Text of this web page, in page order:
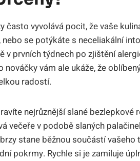
často vyvolává pocit, že vaše
se potýkáte s neceliakální
v prvních týdnech po zjištění
vám ale ukáže, že
radostí.
nejrůznější slané
večeře v podobě slaných
stane běžnou součástí
pokrmy. Rychle si je zamiluje